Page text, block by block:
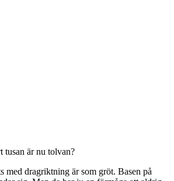
tusan är nu tolvan?
med dragriktning är som gröt. Basen på